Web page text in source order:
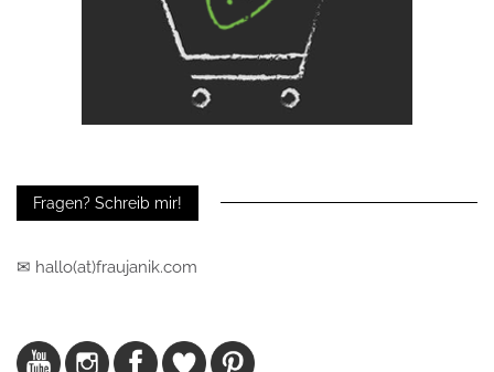
Fragen? Schreib mir!
✉ hallo(at)fraujanik.com